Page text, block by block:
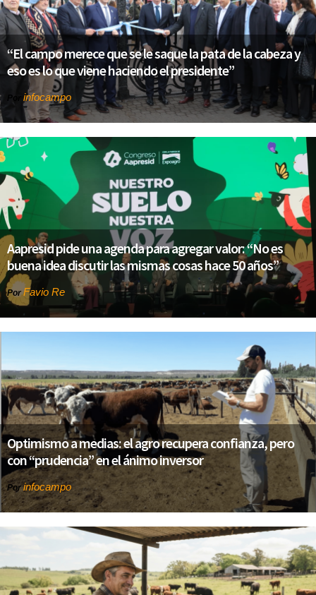
“El campo merece que se le saque la pata de la cabeza y
eso es lo que viene haciendo el presidente”
Por infocampo
Aapresid pide una agenda para agregar valor: “No es
buena idea discutir las mismas cosas hace 50 años”
PorFavio Re
Optimismo a medias: el agro recupera confianza, pero
con “prudencia” en el ánimo inversor
Porinfocampo